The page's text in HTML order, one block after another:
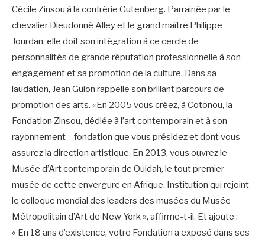
Cécile Zinsou à la confrérie Gutenberg. Parrainée par le
chevalier Dieudonné Alley et le grand maître Philippe
Jourdan, elle doit son intégration à ce cercle de
personnalités de grande réputation professionnelle à son
engagement et sa promotion de la culture. Dans sa
laudation, Jean Guion rappelle son brillant parcours de
promotion des arts. «En 2005 vous créez, à Cotonou, la
Fondation Zinsou, dédiée à l’art contemporain et à son
rayonnement – fondation que vous présidez et dont vous
assurez la direction artistique. En 2013, vous ouvrez le
Musée d’Art contemporain de Ouidah, le tout premier
musée de cette envergure en Afrique. Institution qui rejoint
le colloque mondial des leaders des musées du Musée
Métropolitain d’Art de New York », affirme-t-il. Et ajoute :
« En 18 ans d’existence, votre Fondation a exposé dans ses